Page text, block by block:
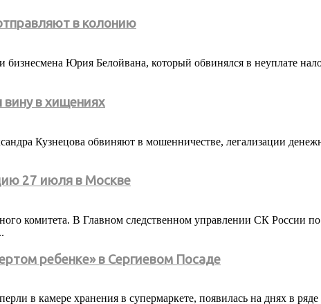
в колонию
Юрия Белойвана, который обвинялся в неуплате
в хищениях
Кузнецова обвиняют в мошенничестве, легализации
27 июля в Москве
комитета. В Главном следственном управлении СК России
ребенке» в Сергиевом Посаде
в камере хранения в супермаркете, появилась на днях в